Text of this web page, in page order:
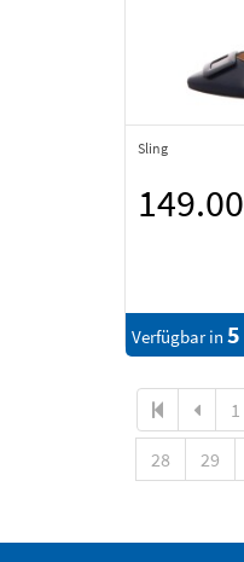
Sling
149.00
Verfügbar in 5
1
28 29